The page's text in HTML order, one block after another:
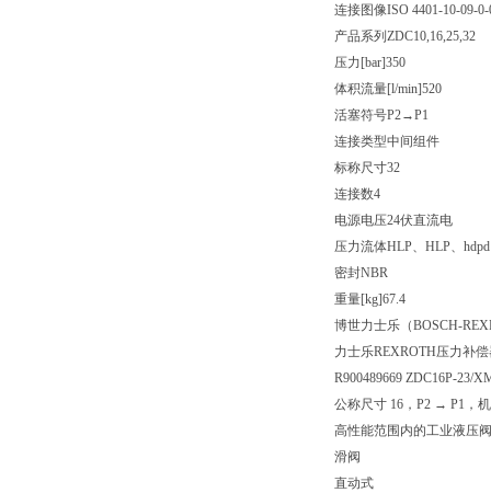
连接图像ISO 4401-10-09-0-
产品系列 ZDC10,16,25,32
压力[bar]350
体积流量[l/min]520
活塞符号P2→P1
连接类型中间组件
标称尺寸32
连接数4
电源电压24伏直流电
压力流体HLP、HLP、
密封NBR
重量[kg]67.4
博世力士乐（BOSCH-
力士乐REXROTH压力补
R900489669 ZDC16P-23/
公称尺寸 16，P2 → P1，
高性能范围内的工业液压
滑阀
直动式